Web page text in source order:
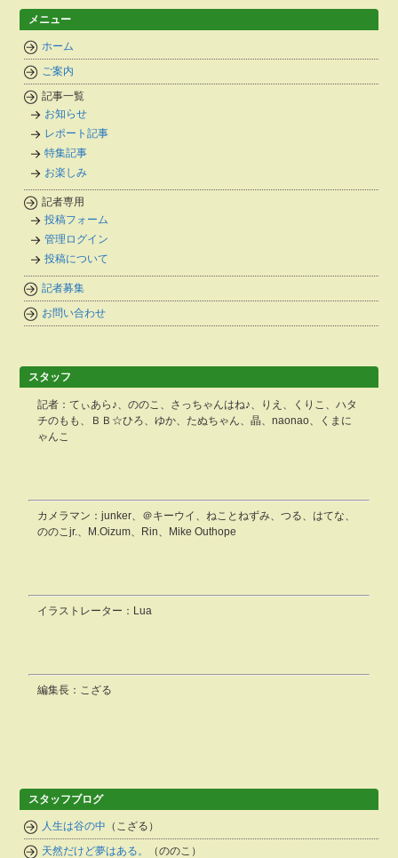
メニュー
ホーム
ご案内
記事一覧
お知らせ
レポート記事
特集記事
お楽しみ
記者専用
投稿フォーム
管理ログイン
投稿について
記者募集
お問い合わせ
スタッフ
記者：てぃあら♪、ののこ、さっちゃんはね♪、りえ、くりこ、ハタ
チのもも、ＢＢ☆ひろ、ゆか、たぬちゃん、晶、naonao、くまに
ゃんこ
カメラマン：junker、＠キーウイ、ねことねずみ、つる、はてな、
ののこjr.、M.Oizum、Rin、Mike Outhope
イラストレーター：Lua
編集長：こざる
スタッフブログ
人生は谷の中 （こざる）
天然だけど夢はある。
（ののこ）